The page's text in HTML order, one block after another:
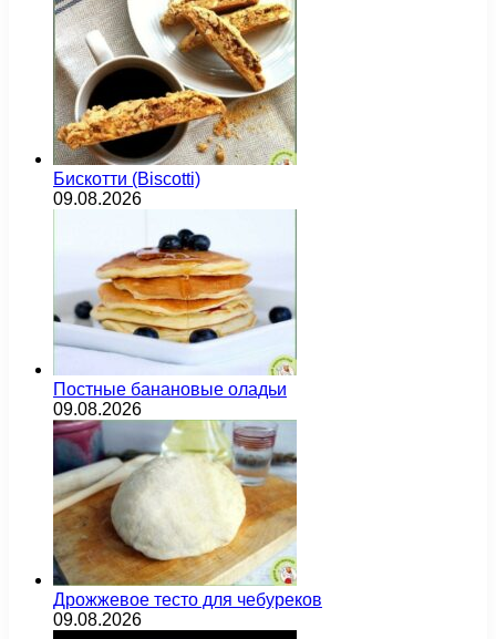
Бискотти (Biscotti)
09.08.2026
Постные банановые оладьи
09.08.2026
Дрожжевое тесто для чебуреков
09.08.2026